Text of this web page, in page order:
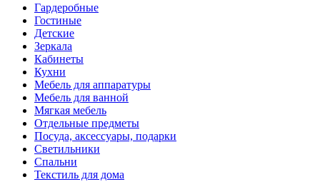
8(900)201-90-13|vipstudia@antey-e.ru
Гардеробные
Гостиные
Детские
Зеркала
Кабинеты
Кухни
Мебель для аппаратуры
Мебель для ванной
Мягкая мебель
Отдельные предметы
Посуда, аксессуары, подарки
Светильники
Спальни
Текстиль для дома